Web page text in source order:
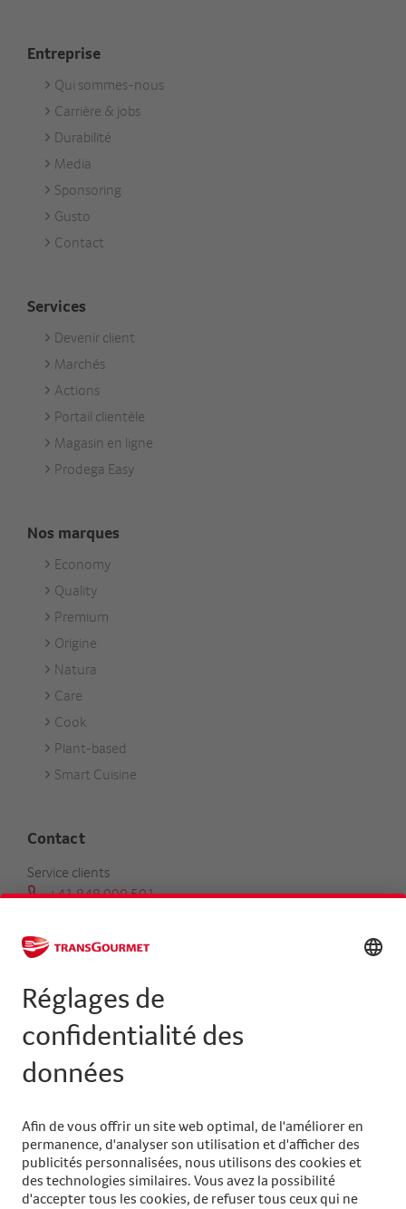
Entreprise
Footer
Unternehmen
Qui sommes-nous
Carrière & jobs
Durabilité
Media
Sponsoring
Gusto
Contact
Services
Footer
Services
Devenir client
Marchés
Actions
Portail clientèle
Magasin en ligne
Prodega Easy
Nos marques
Footer
Unsere
Marken
Economy
Quality
Premium
Origine
Natura
Care
Cook
Plant-based
Smart Cuisine
Contact
Service clients
+41 848 000 501
Trouver un conseiller clientèle
Centrale
+41 31 858 48 48
info@transgourmet.ch
your
language
Suivez-nous sur